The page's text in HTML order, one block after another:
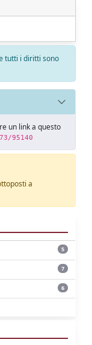
tutti i diritti sono
un link a questo
95140
a
5
7
6